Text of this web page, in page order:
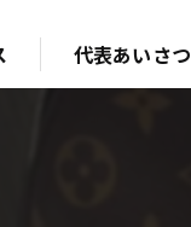
代表あいさつ